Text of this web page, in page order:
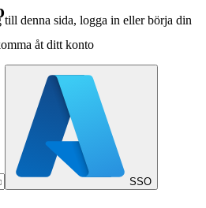
denna sida, logga in eller börja din
åt ditt konto
SSO